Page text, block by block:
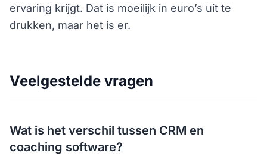
ervaring krijgt. Dat is moeilijk in euro’s uit te
drukken, maar het is er.
Veelgestelde vragen
Wat is het verschil tussen CRM en
coaching software?